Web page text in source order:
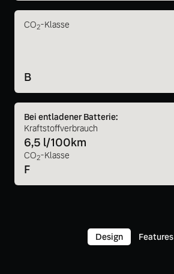
CO2-Klasse
B
Bei entladener Batterie:
Kraftstoffverbrauch
6,5 l/100km
CO2-Klasse
F
Design Features